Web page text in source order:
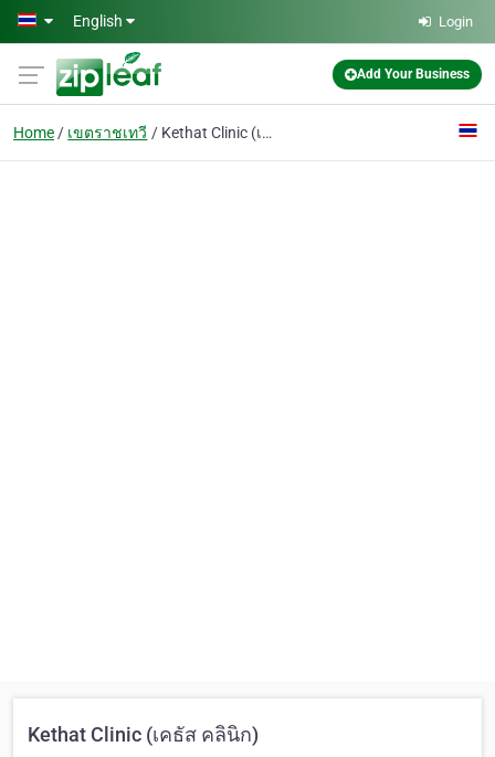
Skip to main content
English Login
Add Your Business
Home เขตราชเทวี Kethat Clinic (เคธัส คลินิก)
Kethat Clinic (เคธัส คลินิก)